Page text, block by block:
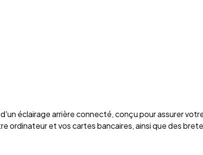
éclairage arrière connecté, conçu pour assurer
ordinateur et vos cartes bancaires, ainsi que des